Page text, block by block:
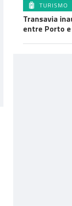
TURISMO
Transavia
entre Porto